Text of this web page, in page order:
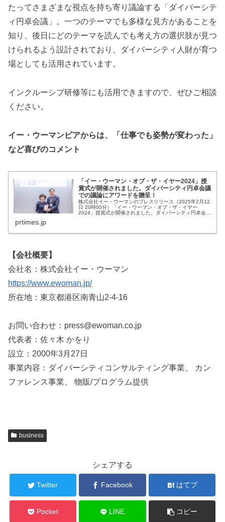
たってさまざまな視点を持ち寄り議論する「ダイバーシテ
ィ円卓会議」。一つのテーマでも多様な見方があることを
知り、後日にどのテーマを読んでも考え方の選択肢が見つ
けられるよう設計されており、ダイバーシティ人財が育つ
場としても活用されています。
インクルーシブ研修等にも活用できますので、ぜひご相談
ください。
イー・ウーマンピアからは、「仕事でも姿勢が変わった」
など喜びのコメント
「イー・ウーマン・オブ・ザ・イヤー2024」授
賞式が開催されました。ダイバーシティ円卓会議
での議論にアワードを贈呈！
株式会社イー・ウーマンのプレスリリース（2025年2月12
日 20時00分）「イー・ウーマン・オブ・ザ・イヤー
2024」授賞式が開催されました。ダイバーシティ円卓会議
prtimes.jp
【会社概要】
会社名：株式会社イー・ウーマン
https://www.ewoman.jp/
所在地：東京都港区南青山2-4-16
お問い合わせ：press@ewoman.co.jp
代表者：佐々木 かをり
設立：2000年3月27日
事業内容：ダイバーシティコンサルティング事業、 カン
ファレンス事業、 物販/プログラム提供
business
シェアする
Twitter Facebook はてブ
Pocket LINE コピー